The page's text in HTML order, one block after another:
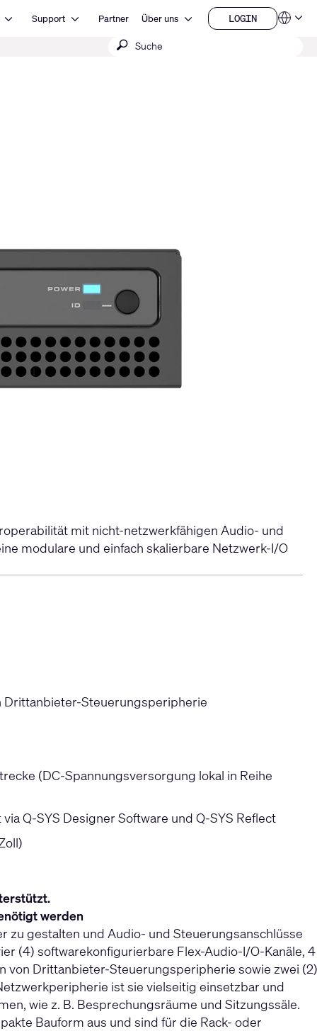
Open Ressourcen
Support Open SupportPartner Über uns Open Über uns LOGIN
LOGIN Sprachen
Suche
mit nicht-netzwerkfähigen Audio- und
modulare und einfach skalierbare Netzwerk-I/O
Drittanbieter-Steuerungsperipherie
(DC-Spannungsversorgung lokal in Reihe
Q-SYS Designer Software und Q-SYS Reflect
werden
zu gestalten und Audio- und Steuerungsanschlüsse
(4) softwarekonfigurierbare Flex-Audio-I/O-Kanäle, 4
von Drittanbieter-Steuerungsperipherie sowie zwei (2)
ist sie vielseitig einsetzbar und
wie z. B. Besprechungsräume und Sitzungssäle.
Bauform aus und sind für die Rack- oder